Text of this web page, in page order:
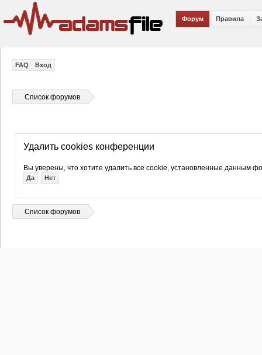
Форум Правила
FAQ Вход
Список форумов
Удалить cookies конференции
Вы уверены, что хотите удалить все cookie, установленные данным
Список форумов